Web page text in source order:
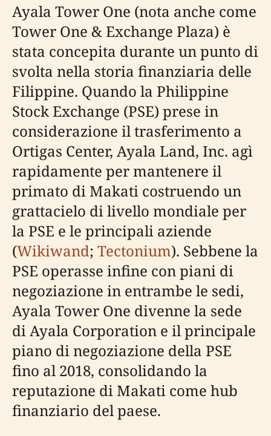
Ayala Tower One (nota anche come
Tower One & Exchange Plaza) è
stata concepita durante un punto di
svolta nella storia finanziaria delle
Filippine. Quando la Philippine
Stock Exchange (PSE) prese in
considerazione il trasferimento a
Ortigas Center, Ayala Land, Inc. agì
rapidamente per mantenere il
primato di Makati costruendo un
grattacielo di livello mondiale per
la PSE e le principali aziende
(Wikiwand; Tectonium). Sebbene la
PSE operasse infine con piani di
negoziazione in entrambe le sedi,
Ayala Tower One divenne la sede
di Ayala Corporation e il principale
piano di negoziazione della PSE
fino al 2018, consolidando la
reputazione di Makati come hub
finanziario del paese.